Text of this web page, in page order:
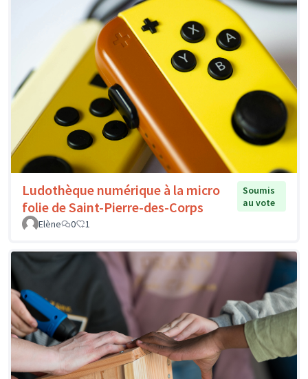
Ludothèque numérique à la micro
folie de Saint-Pierre-des-Corps
Soumis
au vote
Elène
0 1